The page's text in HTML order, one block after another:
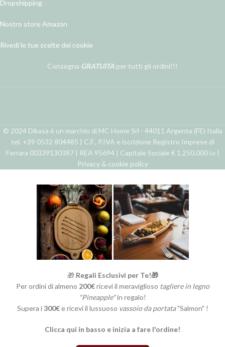
Dropshipping
Nostro store Amazon
Rivedi le tue scelte dei cookie
Consegna GRATUITA per tutti gli ordini!!!
© 2024 Dikasa è un marchio di MC Home Srl - 44011 Argenta (FE) Italia
tel. +39 0532 804485 | C.F., P.IVA e iscrizione Registro Imprese di
Ferrara 00339130387 | REA 95694 | Capitale Sociale € 1.250.000 i.v |
Privacy & cookie policy
🎁 Regali Esclusivi per Te!🎁
Per ordini di almeno 200€ricevi il meraviglioso tagliere in legno
"Pineapple"in regalo!
Supera i300€e ricevi il lussuoso vassoio da portata"Salmon" !
Clicca qui in basso e inizia a fare l'ordine!